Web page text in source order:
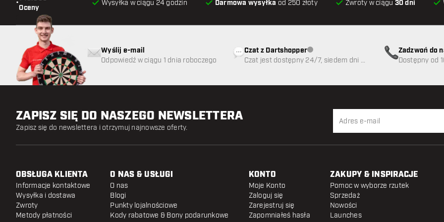
•
Oceny
Wysyłka w ciągu 24 godzin Darmowa wysyłka od 250 złoty Zwroty w ciągu 30 dni
Wyślij e-mail
Odpowiedź w ciągu 1 dnia roboczego
Czat z DartshopperObsługa klienta niedostępna
Czat jest dostępny 24/7, siedem dni w
Zadzwoń do
89
Dostępny od
ZAPISZ SIĘ DO NASZEGO NEWSLETTERA
Zapisz się do newslettera i otrzymuj najnowsze oferty.
OBSŁUGA KLIENTA
Informacje kontaktowe
Wysyłka i dostawa
Zwroty
Metody płatności
O NAS & USŁUGI
O nas
Blogi
Punkty lojalnościowe
Kody rabatowe & Bony podarunkowe
KONTO
Moje Konto
Zaloguj się
Zarejestruj się
Zapomniałeś hasła
ZAKUPY & INSPIRACJE
Pomoc w wyborze rzutek
Sprzedaż
Nowości
Launches